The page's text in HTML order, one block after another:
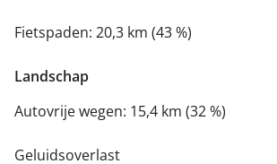
Fietspaden: 20,3 km (43 %)
Landschap
Autovrije wegen: 15,4 km (32 %)
Geluidsoverlast